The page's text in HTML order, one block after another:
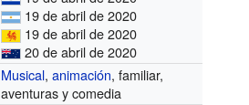
19 de abril de 2020
19 de abril de 2020
20 de abril de 2020
Musical,animación, familiar,
aventuras y comedia